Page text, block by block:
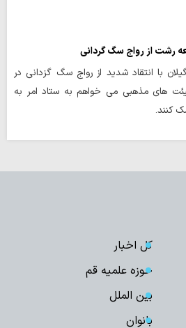
رشت از رواج سگ گردانی
با انتقاد شدید از رواج سگ گزدانی در
های مذهبی می خواهم به ستاد امر به
کنند.
کل اخبار
حوزه علمیه قم
بین الملل
بانوان